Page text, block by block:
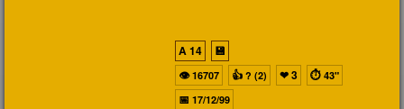
A14
💾
👁16707 👍 ? (2) ❤3 ⏱ 43"
📅 17/12/99